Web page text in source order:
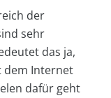
der
sehr
das ja,
dem Internet
dafür geht